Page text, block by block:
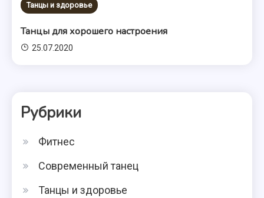
Танцы и здоровье
Танцы для хорошего настроения
25.07.2020
Рубрики
Фитнес
Современный танец
Танцы и здоровье